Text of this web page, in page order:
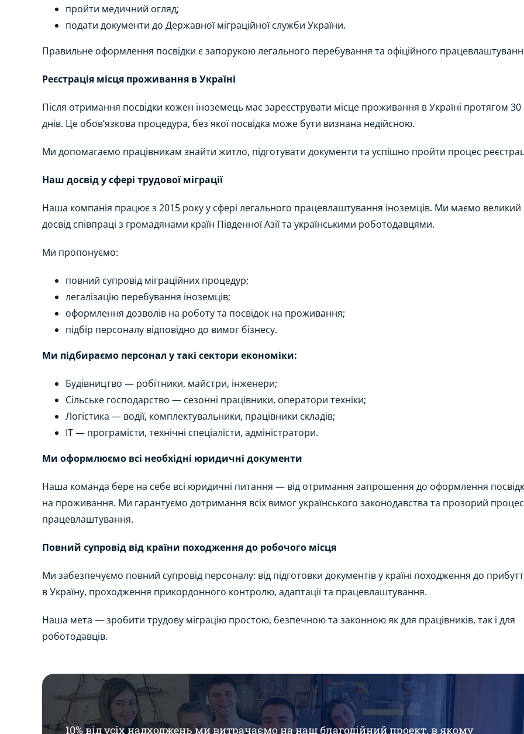
пройти медичний огляд;
подати документи до Державної міграційної служби України.
Правильне оформлення посвідки є запорукою легального перебування та офіційного
Реєстрація місця проживання в Україні
Після отримання посвідки кожен іноземець має зареєструвати місце проживання в Україні протягом 30
днів. Це обов’язкова процедура, без якої посвідка може бути визнана недійсною.
Ми допомагаємо працівникам знайти житло, підготувати документи та успішно пройти процес
Наш досвід у сфері трудової міграції
Наша компанія працює з 2015 року у сфері легального працевлаштування іноземців. Ми маємо великий
досвід співпраці з громадянами країн Південної Азії та українськими роботодавцями.
Ми пропонуємо:
повний супровід міграційних процедур;
легалізацію перебування іноземців;
оформлення дозволів на роботу та посвідок на проживання;
підбір персоналу відповідно до вимог бізнесу.
Ми підбираємо персонал у такі сектори економіки:
Будівництво — робітники, майстри, інженери;
Сільське господарство — сезонні працівники, оператори техніки;
Логістика — водії, комплектувальники, працівники складів;
ІТ — програмісти, технічні спеціалісти, адміністратори.
Ми оформлюємо всі необхідні юридичні документи
Наша команда бере на себе всі юридичні питання — від отримання запрошення до оформлення
на проживання. Ми гарантуємо дотримання всіх вимог українського законодавства та прозорий процес
працевлаштування.
Повний супровід від країни походження до робочого місця
Ми забезпечуємо повний супровід персоналу: від підготовки документів у країні походження до
в Україну, проходження прикордонного контролю, адаптації та працевлаштування.
Наша мета — зробити трудову міграцію простою, безпечною та законною як для працівників, так і для
роботодавців.
10% від усіх надходжень ми витрачаємо на наш благодійний проект, в якому